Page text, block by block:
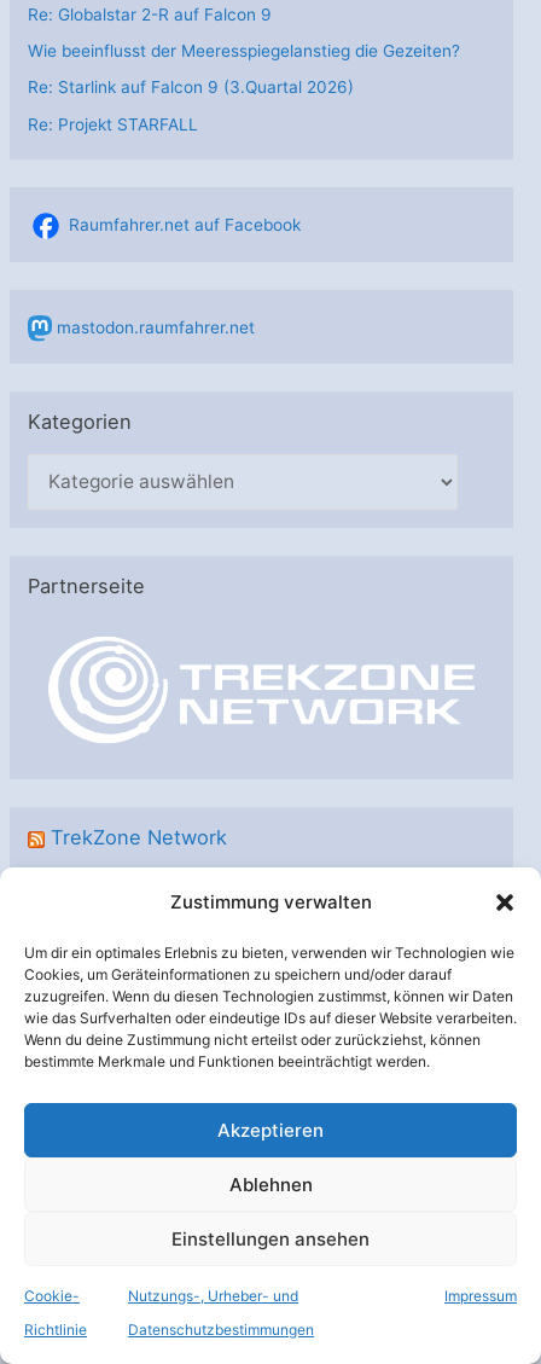
Zustimmung verwalten
Um dir ein optimales Erlebnis zu bieten, verwenden wir Technologien wie
Cookies, um Geräteinformationen zu speichern und/oder darauf
zuzugreifen. Wenn du diesen Technologien zustimmst, können wir Daten
wie das Surfverhalten oder eindeutige IDs auf dieser Website verarbeiten.
Wenn du deine Zustimmung nicht erteilst oder zurückziehst, können
bestimmte Merkmale und Funktionen beeinträchtigt werden.
Akzeptieren
Ablehnen
Einstellungen ansehen
Cookie-
Richtlinie
Nutzungs-, Urheber- und
Datenschutzbestimmungen
Impressum
Re: Globalstar 2-R auf Falcon 9
Wie beeinflusst der Meeresspiegelanstieg die Gezeiten?
Re: Starlink auf Falcon 9 (3.Quartal 2026)
Re: Projekt STARFALL
Raumfahrer.net auf Facebook
mastodon.raumfahrer.net
Kategorien
g
Partnerseite
TrekZone Network
Kurzrezension: “Star Trek: Strange New Worlds” – 4×03
“Human Best Friend”
Review: “The Mandalorian & Grogu”
Ariane 5 Arianespace
Baikonur Cassini
China DLR Erdbeobachtung